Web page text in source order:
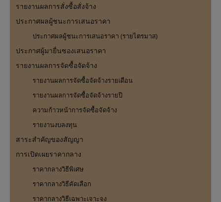
รายงานผลการสั่งซื้อสั่งจ้าง
ประกาศผลผู้ชนะการเสนอราคา
ประกาศผลผู้ชนะการเสนอราคา (รายไตรมาส)
ประกาศผู้มายื่นซองเสนอราคา
รายงานผลการจัดซื้อจัดจ้าง
รายงานผลการจัดซื้อจัดจ้างรายเดือน
รายงานผลการจัดซื้อจัดจ้างรายปี
ความก้าวหน้าการจัดซื้อจัดจ้าง
รายงานงบลงทุน
สาระสำคัญของสัญญา
การเปิดเผยราคากลาง
ราคากลางวิธีพิเศษ
ราคากลางวิธีคัดเลือก
ราคากลางวิธีเฉพาะเจาะจง